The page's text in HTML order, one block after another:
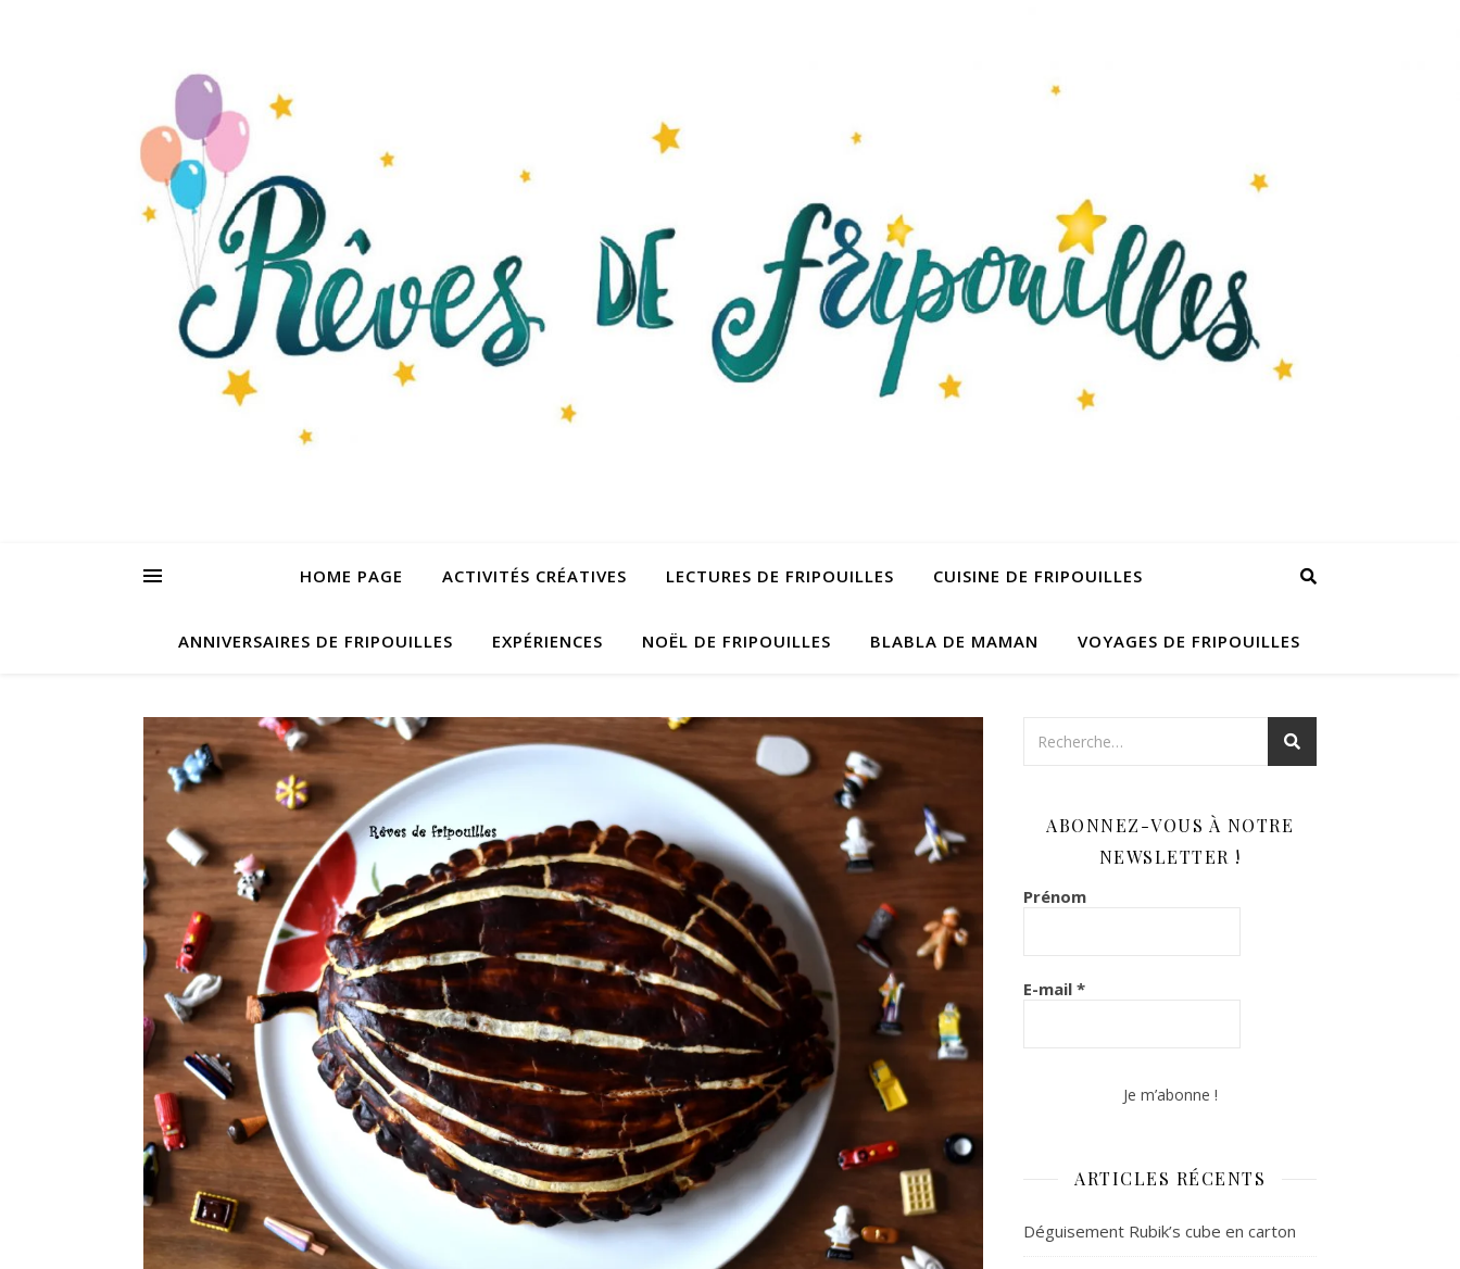
HOME PAGE ACTIVITÉS CRÉATIVES LECTURES DE FRIPOUILLES CUISINE DE FRIPOUILLES
ANNIVERSAIRES DE FRIPOUILLES EXPÉRIENCES NOËL DE FRIPOUILLES BLABLA DE MAMAN VOYAGES DE FRIPOUILLES
ABONNEZ-VOUS À NOTRE
NEWSLETTER !
Prénom
E-mail *
ARTICLES RÉCENTS
Déguisement Rubik’s cube en carton